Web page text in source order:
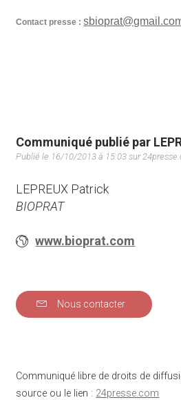
Contact presse :
Communiqué publié par
Publié le 16/10/2013 à 15:03 sur
LEPREUX Patrick
BIOPRAT
www.bioprat.com
Nous contacter
Communiqué libre de droits de
source ou le lien : 24presse.com